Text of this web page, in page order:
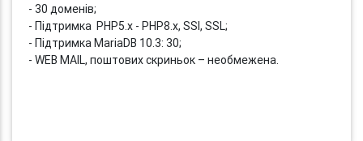
- 30 доменів;
- Підтримка PHP5.x - PHP8.x, SSI, SSL;
- Підтримка MariaDB 10.3: 30;
- WEB MAIL, поштових скриньок – необмежена.